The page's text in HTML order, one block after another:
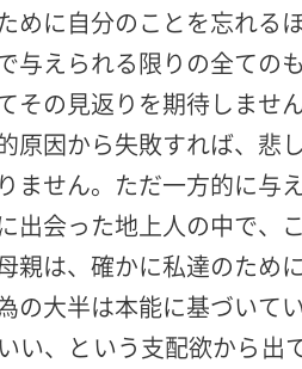
めに自分のことを忘れる
与えられる限りの全ての
その見返りを期待しませ
原因から失敗すれば、悲
ません。ただ一方的に与
出会った地上人の中で、
親は、確かに私達のため
の大半は本能に基づいて
い、という支配欲から